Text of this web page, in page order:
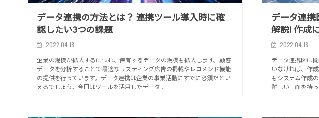
データ連携の方法とは？ 連携ツール導入時に確
認したい3つの課題
2022.04.18
企業の規模が拡大するにつれ、保有するデータの規模も拡大します。顧客
データを分析することで最適なリスティング広告の掲載やレコメンド機能
の提供を行っています。データ連携は企業の事業活動にすでに必須だとい
えるでしょう。今回はツールを活用したデータ...
データ連携
解説! 作成
2022.04.18
データ連携図は
いなければ、作
もシステム作成
難しい一面を持っ